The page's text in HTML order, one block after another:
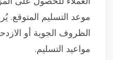
موعد التسليم المتوقع.
الظروف الجوية أو
مواعيد التسليم.